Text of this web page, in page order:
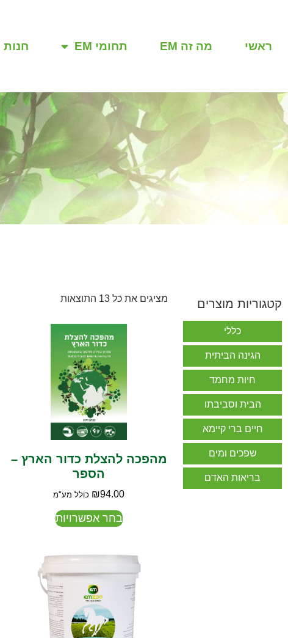
ראשי מה זה EM תחומי EM חנות
קטגוריות מוצרים
כללי
הגינה הביתית
חיות מחמד
הבית וסביבתו
חיים ברי קיימא
שפכים ומים
בריאות האדם
מציגים את כל ⁦13⁩ התוצאות
מהפכה להצלת כדור הארץ –
הספר
₪94.00 כולל מע"מ
בחר אפשרויות